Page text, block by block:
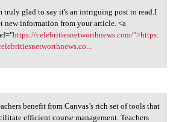
glad to say it's an
truly glad to say it's an intriguing post to read.I
new information from your article. <a
https://celebritiesnetworthnews.com/">https:
benefit from Canvas
benefit from Canvas’s rich set of tools that
efficient course management. Teachers